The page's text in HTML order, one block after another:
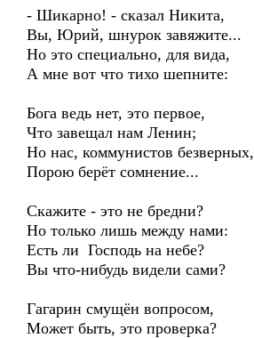
- Шикарно! - сказал Никита,
Вы, Юрий, шнурок завяжите...
Но это специально, для вида,
А мне вот что тихо шепните:
Бога ведь нет, это первое,
Что завещал нам Ленин;
Но нас, коммунистов безверных,
Порою берёт сомнение...
Скажите - это не бредни?
Но только лишь между нами:
Есть ли Господь на небе?
Вы что-нибудь видели сами?
Гагарин смущён вопросом,
Может быть, это проверка?